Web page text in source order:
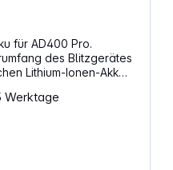
für AD400 Pro.
des Blitzgerätes
Lithium-Ionen-Akkus
Werktage